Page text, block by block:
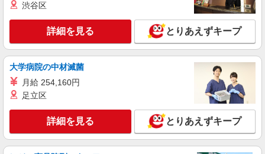
月給273200円 ※残業手当別途支給 ※研修期間
6か月・時給1550円〜 ★交通費別途支給（規定あ
り） ゜+゜・。○。・゜+゜・。○。・゜+゜ 入社
祝い金10万円支給(規定有) お友達を紹介頂くと, イ
ンセンティブ支給(規定有) ゜・。○。・゜+゜・。
○。・゜+゜
愛知県豊橋市の商業施設
キープ 詳細を見る
派遣社員
株式会社シエロ
【ドコモ】の店舗スタッフ
時給1400円〜 ※残業代支給 ★交通費別途支給
（規定あり） ゜+゜・。○。・゜+゜・。○。・゜
+゜ 入社祝い金10万円支給(規定有) お友達を紹介
渋谷区
詳細を見る とりあえずキープ
大学病院の中材滅菌
月給 254,160円
足立区
詳細を見る とりあえずキープ